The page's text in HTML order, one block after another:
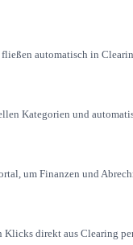
fließen automatisch in
Kategorien und
um Finanzen und
direkt aus Clearing